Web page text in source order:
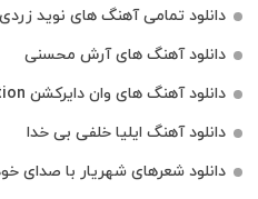
دانلود تمامی آهنگ های نوید
دانلود آهنگ های آرش محسنی
دانلود آهنگ های وان دایرکشن One Direction
دانلود آهنگ ایلیا خلفی بی خدا
دانلود شعرهای شهریار با صدای